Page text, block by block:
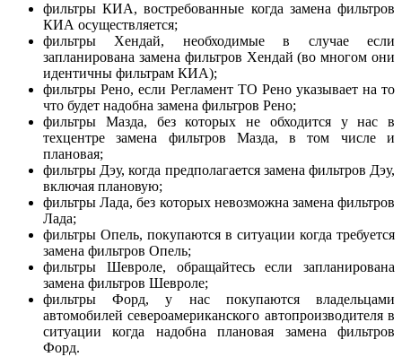
фильтры КИА, востребованные когда замена фильтров
КИА осуществляется;
фильтры Хендай, необходимые в случае если
запланирована замена фильтров Хендай (во многом они
идентичны фильтрам КИА);
фильтры Рено, если Регламент ТО Рено указывает на то
что будет надобна замена фильтров Рено;
фильтры Мазда, без которых не обходится у нас в
техцентре замена фильтров Мазда, в том числе и
плановая;
фильтры Дэу, когда предполагается замена фильтров Дэу,
включая плановую;
фильтры Лада, без которых невозможна замена фильтров
Лада;
фильтры Опель, покупаются в ситуации когда требуется
замена фильтров Опель;
фильтры Шевроле, обращайтесь если запланирована
замена фильтров Шевроле;
фильтры Форд, у нас покупаются владельцами
автомобилей североамериканского автопроизводителя в
ситуации когда надобна плановая замена фильтров
Форд.